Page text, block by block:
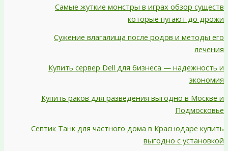
Самые жуткие монстры в играх обзор существ
которые пугают до дрожи
Сужение влагалища после родов и методы его
лечения
Купить сервер Dell для бизнеса — надежность и
экономия
Купить раков для разведения выгодно в Москве и
Подмосковье
Септик Танк для частного дома в Краснодаре купить
выгодно с установкой